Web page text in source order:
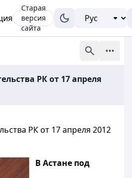
Старая
версия
сайта
РК от 17 апреля
РК от 17 апреля 2012
В Астане под